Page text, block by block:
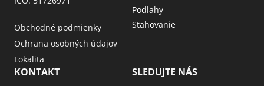
Obchodné podmienky
Ochrana osobných údajov
Lokalita
Podlahy
Sťahovanie
KONTAKT SLEDUJTE NÁS